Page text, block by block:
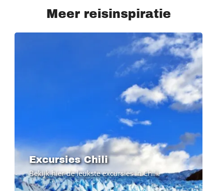
Meer reisinspiratie
Excursies Chili
Bekijk hier de leukste excursies in Chili.